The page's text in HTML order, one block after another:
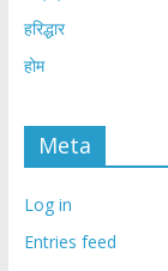
हरिद्धार
होम
Meta
Log in
Entries feed